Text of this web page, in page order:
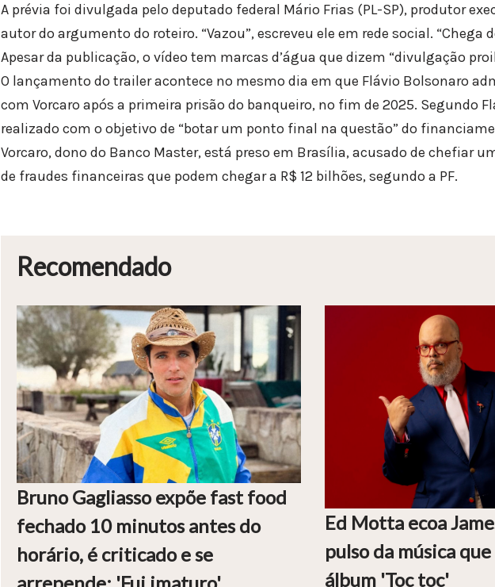
A prévia foi divulgada pelo deputado federal Mário Frias (PL-SP), produtor
autor do argumento do roteiro. “Vazou”, escreveu ele em rede social. “Chega
Apesar da publicação, o vídeo tem marcas d’água que dizem “divulgação
O lançamento do trailer acontece no mesmo dia em que Flávio Bolsonaro
com Vorcaro após a primeira prisão do banqueiro, no fim de 2025. Segundo
realizado com o objetivo de “botar um ponto final na questão” do
Vorcaro, dono do Banco Master, está preso em Brasília, acusado de chefiar
de fraudes financeiras que podem chegar a R$ 12 bilhões, segundo a PF.
Recomendado
Bruno Gagliasso expõe fast food
fechado 10 minutos antes do
horário, é criticado e se
Ed Motta ecoa
pulso da música
álbum 'Toc toc'